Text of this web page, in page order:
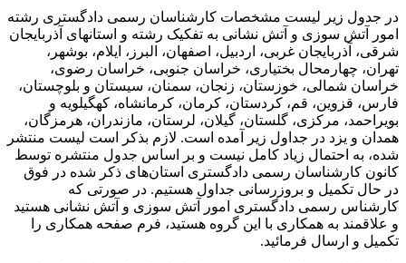
در جدول زیر لیست مشخصات کارشناسان رسمی دادگستری رشته
امور آتش سوزی و آتش نشانی به تفکیک رشته و استانهای آذربایجان
شرقی، آذربایجان غربی، اردبیل، اصفهان، البرز، ایلام، بوشهر،
تهران، چهارمحال بختیاری، خراسان جنوبی، خراسان رضوی،
خراسان شمالی، خوزستان، زنجان، سمنان، سیستان و بلوچستان،
فارس، قزوین، قم، کردستان، کرمان، کرمانشاه، کهگیلویه و
بویراحمد، مرکزی، گلستان، گیلان، لرستان، مازندران، هرمزگان،
همدان و یزد در جداول زیر آمده است. لازم بذکر است لیست منتشر
شده، به احتمال زیاد کامل نیست و بر اساس جدول منتشره توسط
کانون کارشناسان رسمی دادگستری استان‌های ذکر شده در فوق
در حال تکمیل و بروزرسانی جداول هستیم. در صورتی که
کارشناس رسمی دادگستری امور آتش سوزی و آتش نشانی هستید
و علاقمند به همکاری با این گروه هستید، فرم صفحه همکاری را
تکمیل و ارسال فرمائید.